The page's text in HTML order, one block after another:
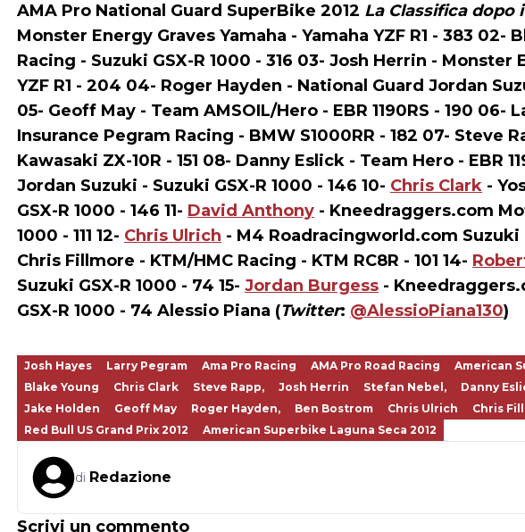
AMA Pro National Guard SuperBike 2012 La Classifica dopo
Monster Energy Graves Yamaha - Yamaha YZF R1 - 383 02-
Racing - Suzuki GSX-R 1000 - 316 03- Josh Herrin - Monster
YZF R1 - 204 04- Roger Hayden - National Guard Jordan
05- Geoff May - Team AMSOIL/Hero - EBR 1190RS - 190 06-
Insurance Pegram Racing - BMW S1000RR - 182 07- Steve
Kawasaki ZX-10R - 151 08- Danny Eslick - Team Hero - EBR
Jordan Suzuki - Suzuki GSX-R 1000 - 146 10- Chris Clark -
GSX-R 1000 - 146 11- David Anthony - Kneedraggers.com
1000 - 111 12- Chris Ulrich - M4 Roadracingworld.com Suzuki
Chris Fillmore - KTM/HMC Racing - KTM RC8R - 101 14-
Suzuki GSX-R 1000 - 74 15- Jordan Burgess -
GSX-R 1000 - 74 Alessio Piana (Twitter: @AlessioPiana130)
Josh Hayes Larry Pegram Ama Pro Racing AMA Pro Road Racing American
Blake Young
Chris Clark Steve Rapp, Josh Herrin Stefan Nebel, Danny
Jake Holden
Geoff May Roger Hayden, Ben Bostrom Chris Ulrich Chris
Red Bull US Grand Prix 2012
American Superbike Laguna Seca 2012
di Redazione
Scrivi un commento